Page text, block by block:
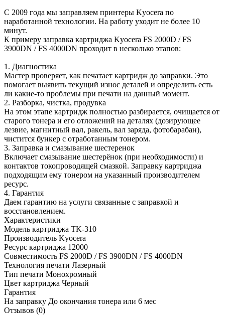
С 2009 года мы заправляем принтеры Kyocera по
наработанной технологии. На работу уходит не более 10
минут.
К примеру заправка картриджа Kyocera FS 2000D / FS
3900DN / FS 4000DN проходит в несколько этапов:
1. Диагностика
Мастер проверяет, как печатает картридж до заправки. Это
помогает выявить текущий износ деталей и определить есть
ли какие-то проблемы при печати на данный момент.
2. Разборка, чистка, продувка
На этом этапе картридж полностью разбирается, очищается от
старого тонера и его отложений на деталях (дозирующее
лезвие, магнитный вал, ракель, вал заряда, фотобарабан),
чистится бункер с отработанным тонером.
3. Заправка и смазывание шестеренок
Включает смазывание шестерёнок (при необходимости) и
контактов токопроводящей смазкой. Заправку картриджа
подходящим ему тонером на указанный производителем
ресурс.
4. Гарантия
Даем гарантию на услуги связанные с заправкой и
восстановлением.
Характеристики
Модель картриджа TK-310
Производитель Kyocera
Ресурс картриджа 12000
Совместимость FS 2000D / FS 3900DN / FS 4000DN
Технология печати Лазерный
Тип печати Монохромный
Цвет картриджа Черный
Гарантия
На заправку До окончания тонера или 6 мес
Отзывов (0)